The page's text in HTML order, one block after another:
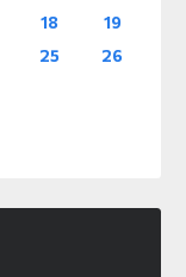
18
19
25
26